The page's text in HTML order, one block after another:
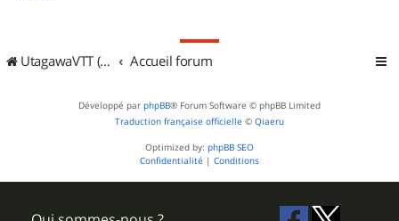
UtagawaVTT (Randos VTT et VTTAE avec traces GPS) Accueil forum
Développé par phpBB® Forum Software © phpBB Limited
Traduction française officielle © Qiaeru
Optimized by: phpBB SEO
Confidentialité | Conditions